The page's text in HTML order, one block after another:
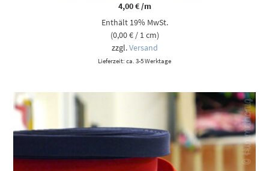
4,00€/m
Enthält 19% MwSt.
(0,00€/ 1 cm)
zzgl.Versand
Lieferzeit: ca. 3-5 Werktage